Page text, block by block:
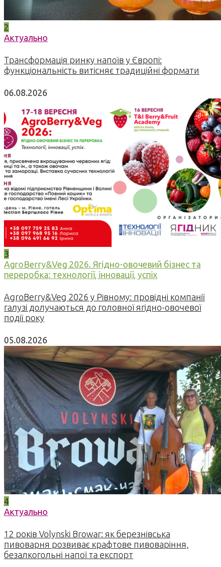
2
Актуально
Трансформація ринку напоїв у Європі:
функціональність витісняє традиційні формати
06.08.2026
3
AgroBerry&Veg 2026. Ягідно-овочевий бізнес та
переробка: технології, інновації, успіх
AgroBerry&Veg 2026 у Рівному: провідні компанії
галузі долучаються до головної ягідно-овочевої
події року
05.08.2026
4
Актуально
12 років Volynski Browar: як березнівська
пивоварня розвиває крафтове пивоваріння,
безалкогольні напої та експорт